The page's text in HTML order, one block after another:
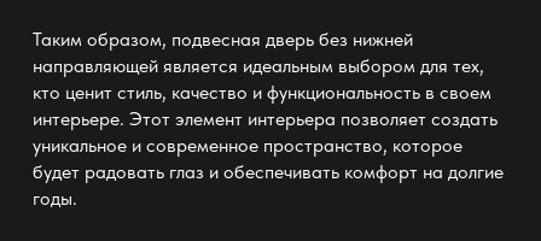
Таким образом, подвесная дверь без нижней
направляющейявляется идеальным выбором для тех,
кто ценит стиль, качество и функциональность в своем
интерьере. Этот элемент интерьера позволяет создать
уникальное и современное пространство, которое
будет радовать глаз и обеспечивать комфорт на долгие
годы.